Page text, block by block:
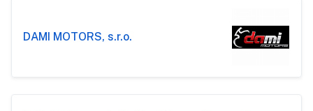
DAMI MOTORS, s.r.o.